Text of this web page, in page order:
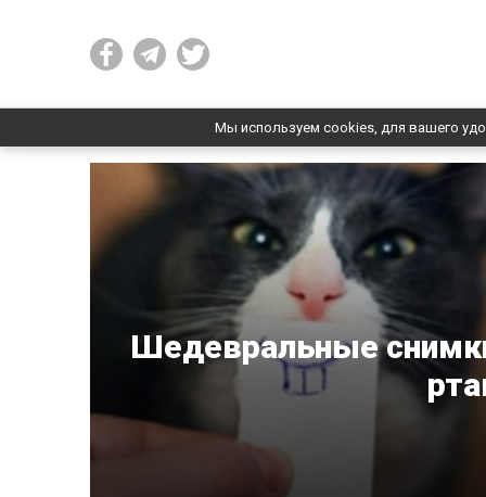
Мы используем cookies, для вашего
Шедевральные